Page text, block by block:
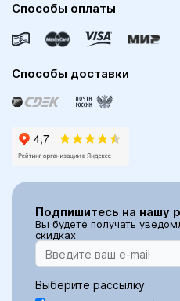
Способы оплаты
Способы доставки
Подпишитесь на нашу
Вы будете получать
скидках
Выберите рассылку